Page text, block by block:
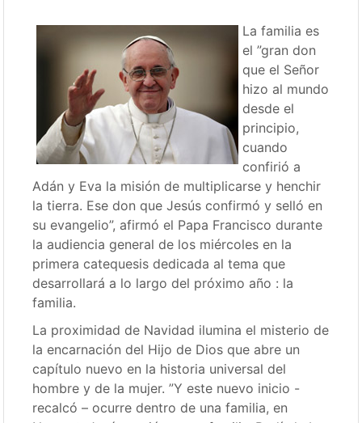
La familia es
el ”gran don
que el Señor
hizo al mundo
desde el
principio,
cuando
confirió a
Adán y Eva la misión de multiplicarse y henchir
la tierra. Ese don que Jesús confirmó y selló en
su evangelio”, afirmó el Papa Francisco durante
la audiencia general de los miércoles en la
primera catequesis dedicada al tema que
desarrollará a lo largo del próximo año : la
familia.
La proximidad de Navidad ilumina el misterio de
la encarnación del Hijo de Dios que abre un
capítulo nuevo en la historia universal del
hombre y de la mujer. ”Y este nuevo inicio -
recalcó – ocurre dentro de una familia, en